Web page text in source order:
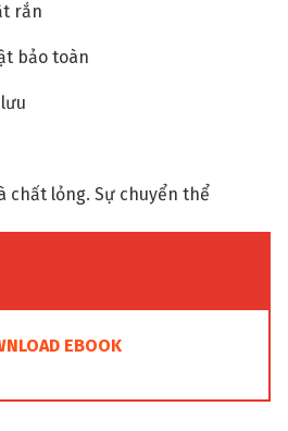
rắn
bảo toàn
chất lỏng. Sự chuyển thể
EBOOK